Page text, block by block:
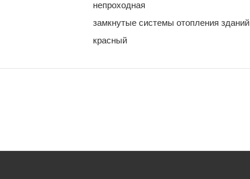
непроходная
замкнутые системы отопления зданий
красный